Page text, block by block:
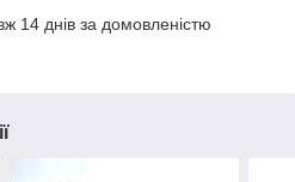
14 днів за домовленістю